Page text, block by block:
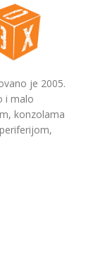
je 2005.
i malo
konzolama